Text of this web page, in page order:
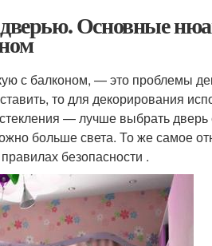
Основные
с балконом, — это проблемы
то для декорирования
— лучше выбрать дверь
больше света. То же самое
безопасности .